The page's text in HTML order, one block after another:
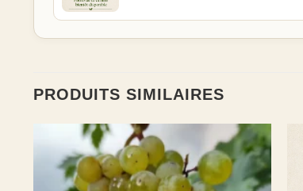
PRODUITS SIMILAIRES